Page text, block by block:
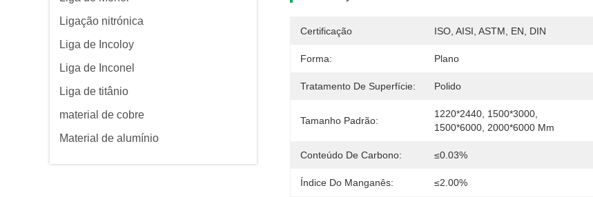
Ligação nitrónica
Liga de Incoloy
Liga de Inconel
Liga de titânio
material de cobre
Material de alumínio
Certificação ISO, AISI, ASTM, EN, DIN
Forma: Plano
Tratamento De Superfície: Polido
Tamanho Padrão:
1220*2440, 1500*3000,
1500*6000, 2000*6000 Mm
Conteúdo De Carbono: ≤0.03%
Índice Do Manganês: ≤2.00%